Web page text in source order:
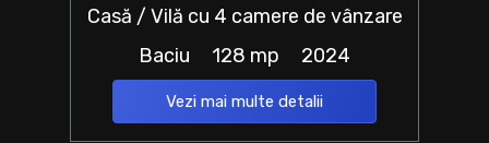
Casă / Vilă cu 4 camere de vânzare
Baciu
128 mp 2024
Vezi mai multe detalii